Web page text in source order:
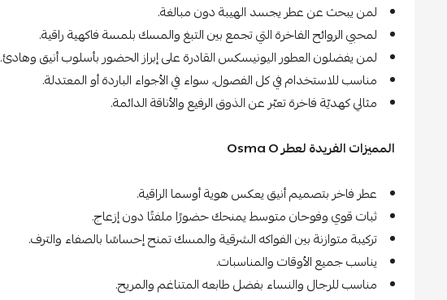
لمن يبحث عن عطر يجسد الهيبة دون مبالغة.
لمحبي الروائح الفاخرة التي تجمع بين التبغ والمسك بلمسة فاكهية راقية.
لمن يفضلون العطور اليونيسكس القادرة على إبراز الحضور بأسلوب أنيق وهادئ.
مناسب للاستخدام في كل الفصول، سواء في الأجواء الباردة أو المعتدلة.
مثالي كهديّة فاخرة تعبّر عن الذوق الرفيع والأناقة الدائمة.
المميزات الفريدة لعطر Osma O
عطر فاخر بتصميم أنيق يعكس هوية أوسما الراقية.
ثبات قوي وفوحان متوسط يمنحك حضورًا ملفتًا دون إزعاج.
تركيبة متوازنة بين الفواكه الشرقية والمسك تمنح إحساسًا بالصفاء والترف.
يناسب جميع الأوقات والمناسبات.
مناسب للرجال والنساء بفضل طابعه المتناغم والمريح.